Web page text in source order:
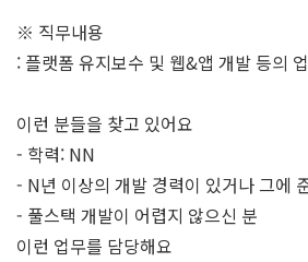
※ 직무내용
: 플랫폼 유지보수 및 웹&앱 개발 등의
이런 분들을 찾고 있어요
- 학력: NN
- N년 이상의 개발 경력이 있거나 그에
- 풀스택 개발이 어렵지 않으신 분
이런 업무를 담당해요